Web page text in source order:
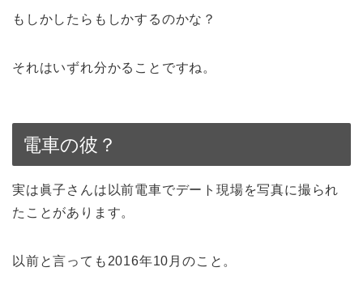
もしかしたらもしかするのかな？
それはいずれ分かることですね。
電車の彼？
実は眞子さんは以前電車でデート現場を写真に撮られ
たことがあります。
以前と言っても2016年10月のこと。